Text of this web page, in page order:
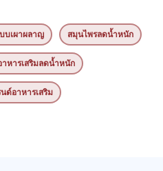
บเผาผลาญ สมุนไพรลดน้ำหนัก
าหารเสริมลดน้ำหนัก
ด์อาหารเสริม